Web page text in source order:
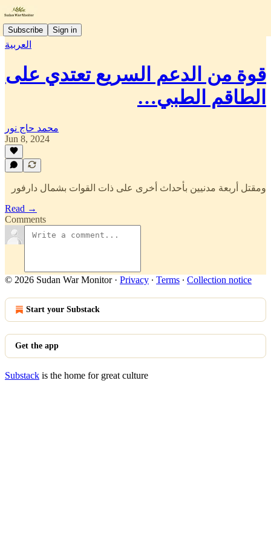
Subscribe Sign in
العربية
قوة من الدعم السريع تعتدي على
الطاقم الطبي…
محمد حاج نور
Jun 8, 2024
ومقتل أربعة مدنيين بأحداث أخرى على ذات القوات بشمال دارفور
Read →
Comments
© 2026 Sudan War Monitor· Privacy ∙ Terms ∙ Collection notice
Start your Substack
Get the app
Substack is the home for great culture